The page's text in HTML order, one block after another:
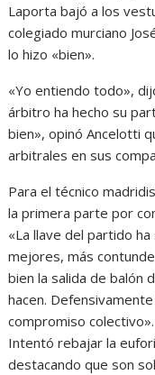
Laporta bajó a los
colegiado murciano
lo hizo «bien».
«Yo entiendo todo»,
árbitro ha hecho su
bien», opinó Ancelotti
arbitrales en sus
Para el técnico
la primera parte por
«La llave del partido
mejores, más
bien la salida de balón
hacen.
compromiso colectivo».
Intentó rebajar la
destacando que son